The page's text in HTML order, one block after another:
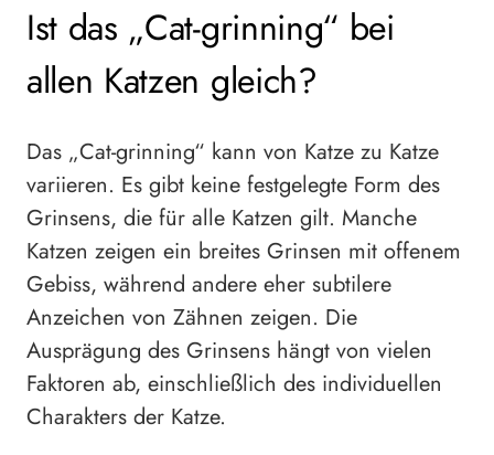
Ist das „Cat-grinning“ bei
allen Katzen gleich?
Das „Cat-grinning“ kann von Katze zu Katze
variieren. Es gibt keine festgelegte Form des
Grinsens, die für alle Katzen gilt. Manche
Katzen zeigen ein breites Grinsen mit offenem
Gebiss, während andere eher subtilere
Anzeichen von Zähnen zeigen. Die
Ausprägung des Grinsens hängt von vielen
Faktoren ab, einschließlich des individuellen
Charakters der Katze.